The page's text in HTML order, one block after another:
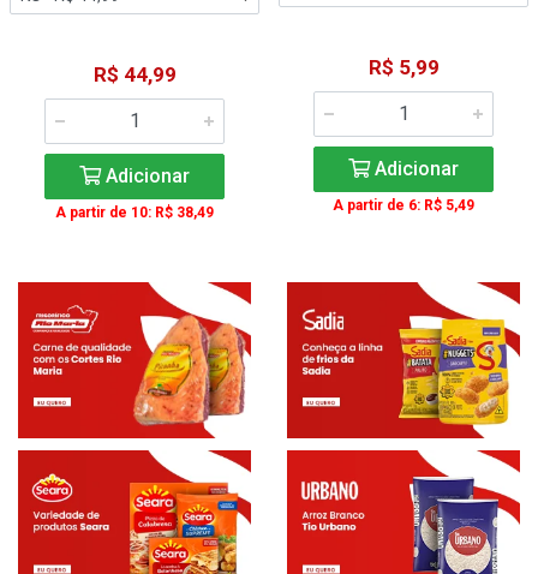
R$ 44,99
Adicionar
A partir de 10: R$ 38,49
R$ 5,99
Adicionar
A partir de 6: R$ 5,49